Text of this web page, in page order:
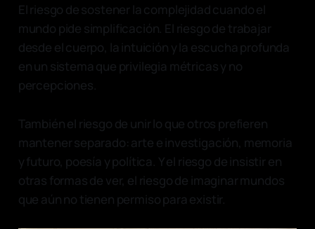
El riesgo de sostener la complejidad cuando el
mundo pide simplificación. El riesgo de trabajar
desde el cuerpo, la intuición y la escucha profunda
en un sistema que privilegia métricas y no
percepciones.
También el riesgo de unir lo que otros prefieren
mantener separado: arte e investigación, memoria
y futuro, poesía y política. Y el riesgo de insistir en
otras formas de ver, el riesgo de imaginar mundos
que aún no tienen permiso para existir.